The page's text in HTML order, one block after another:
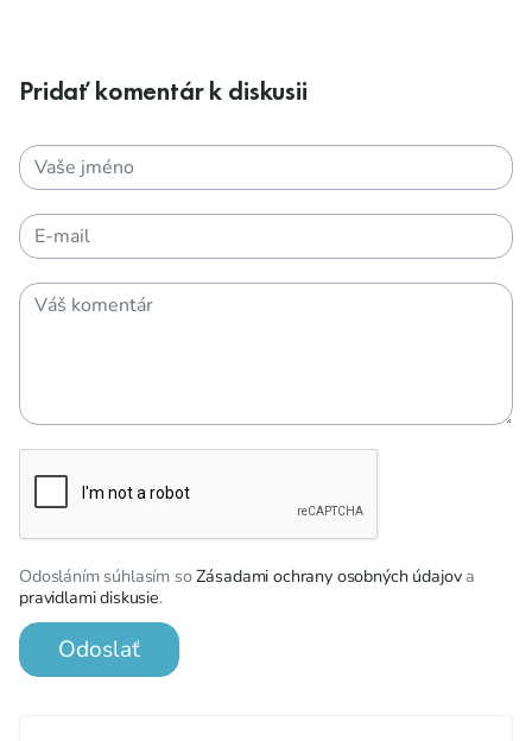
Pridať komentár k diskusii
Odosláním súhlasím soZásadami ochrany osobných údajova
pravidlami diskusie.
Odoslať